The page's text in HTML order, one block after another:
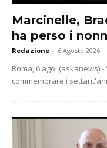
Marcinelle,
ha perso i
Redazione - 6 Agosto 2026
Roma, 6 ago. (askanews)
commemorare i